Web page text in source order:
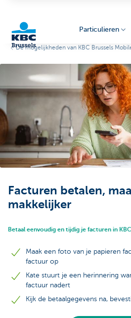
Brussels
Particulieren
De mogelijkheden van KBC Brussels
Facturen betalen,
makkelijker
Betaal eenvoudig en tijdig je facturen in
Maak een foto van je papieren
factuur op
Kate stuurt je een herinnering
factuur nadert
Kijk de betaalgegevens na,